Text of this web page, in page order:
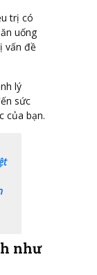
trị có
uống
vấn đề
lý
sức
của bạn.
như